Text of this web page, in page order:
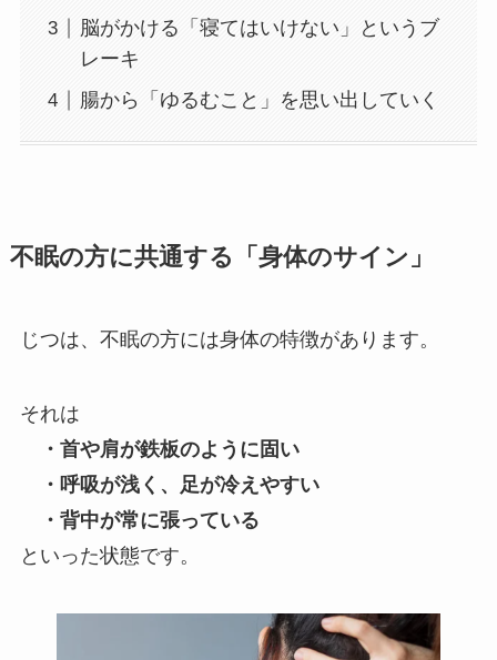
脳がかける「寝てはいけない」というブ
レーキ
腸から「ゆるむこと」を思い出していく
不眠の方に共通する「身体のサイン」
じつは、不眠の方には身体の特徴があります。
それは
・首や肩が鉄板のように固い
・呼吸が浅く、足が冷えやすい
・背中が常に張っている
といった状態です。